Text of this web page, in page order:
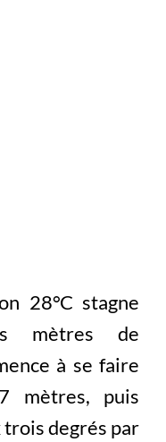
28°C stagne
mètres de
à se faire
mètres, puis
trois degrés par